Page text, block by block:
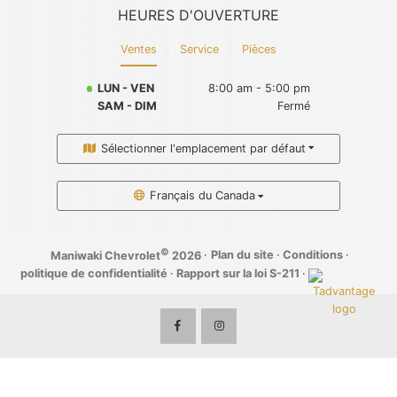
HEURES D'OUVERTURE
Ventes Service Pièces
LUN - VEN
8:00 am - 5:00 pm
SAM - DIM
Fermé
Sélectionner l'emplacement par défaut
Français du Canada
Maniwaki Chevrolet© 2026 · Plan du site · Conditions ·
politique de confidentialité · Rapport sur la loi S-211 ·